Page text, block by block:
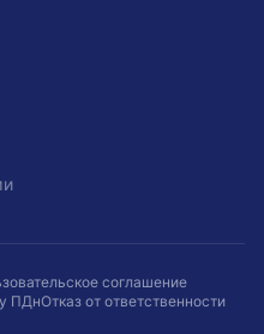
соглашение
ПДнОтказ от ответственности